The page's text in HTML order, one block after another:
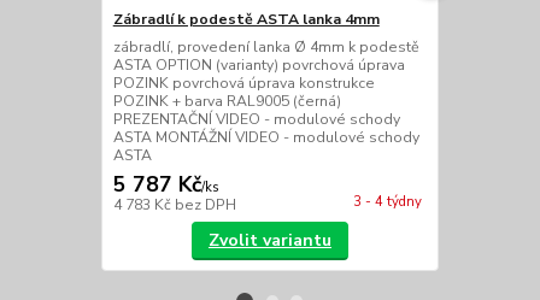
Zábradlí k podestě ASTA lanka 4mm
zábradlí, provedení lanka Ø 4mm k podestě
ASTA OPTION (varianty) povrchová úprava
POZINK povrchová úprava konstrukce
POZINK + barva RAL9005 (černá)
PREZENTAČNÍ VIDEO - modulové schody
ASTA MONTÁŽNÍ VIDEO - modulové schody
ASTA
5 787 Kč/ks
4 783 Kč bez DPH 3 - 4 týdny
Zvolit variantu